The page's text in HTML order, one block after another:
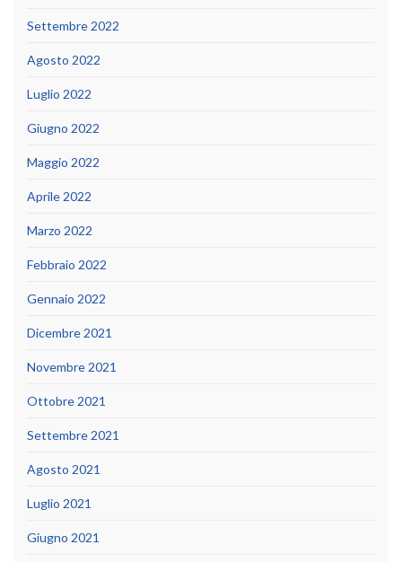
Settembre 2022
Agosto 2022
Luglio 2022
Giugno 2022
Maggio 2022
Aprile 2022
Marzo 2022
Febbraio 2022
Gennaio 2022
Dicembre 2021
Novembre 2021
Ottobre 2021
Settembre 2021
Agosto 2021
Luglio 2021
Giugno 2021